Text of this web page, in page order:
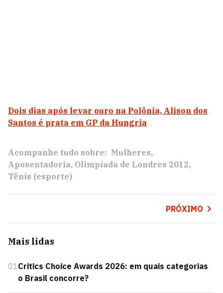
Dois dias após levar ouro na Polônia, Alison dos
Santos é prata em GP da Hungria
Acompanhe tudo sobre: Mulheres
Aposentadoria Olimpíada de Londres 2012
Tênis (esporte)
PRÓXIMO
Mais lidas
01Critics Choice Awards 2026: em quais categorias
o Brasil concorre?